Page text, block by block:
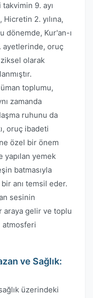
9. ayı
2. yılına,
dönemde, Kur'an-ı
ayetlerinde, oruç
olarak
toplumu,
zamanda
ruhunu da
oruç ibadeti
özel bir önem
yapılan yemek
batmasıyla
anı temsil eder.
sesinin
araya gelir ve toplu
atmosferi
ve Sağlık:
üzerindeki